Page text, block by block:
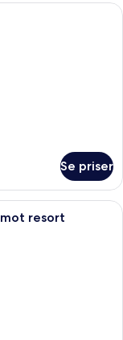
med en stor säng, ett
Se priser
med två sängar, en
resort